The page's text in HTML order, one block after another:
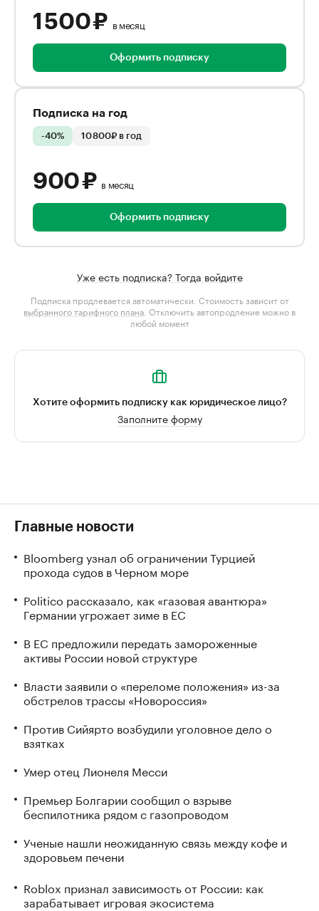
1 500 ₽ в месяц
Оформить подписку
Подписка на год
-40% 10 800₽ в год
900 ₽ в месяц
Оформить подписку
Уже есть подписка? Тогда войдите
Подписка продлевается автоматически. Стоимость зависит от
выбранного тарифного плана . Отключить автопродление можно в
любой момент
Хотите оформить подписку как юридическое лицо?
Заполните форму
Главные новости
Bloomberg узнал об ограничении Турцией
прохода судов в Черном море
Politico рассказало, как «газовая авантюра»
Германии угрожает зиме в ЕС
В ЕС предложили передать замороженные
активы России новой структуре
Власти заявили о «переломе положения» из-за
обстрелов трассы «Новороссия»
Против Сийярто возбудили уголовное дело о
взятках
Умер отец Лионеля Месси
Премьер Болгарии сообщил о взрыве
беспилотника рядом с газопроводом
Ученые нашли неожиданную связь между кофе и
здоровьем печени
Roblox признал зависимость от России: как
зарабатывает игровая экосистема